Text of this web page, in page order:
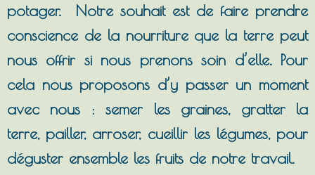
potager. Notre souhait est de faire prendre
conscience de la nourriture que la terre peut
nous offrir si nous prenons soin d’elle. Pour
cela nous proposons d’y passer un moment
avec nous : semer les graines, gratter la
terre, pailler, arroser, cueillir les légumes, pour
déguster ensemble les fruits de notre travail.